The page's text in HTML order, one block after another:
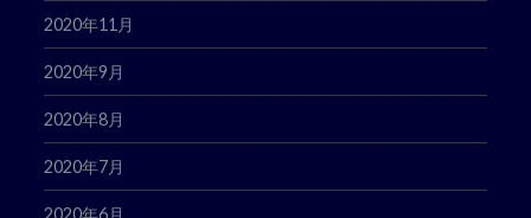
2020年11月
2020年9月
2020年8月
2020年7月
2020年6月